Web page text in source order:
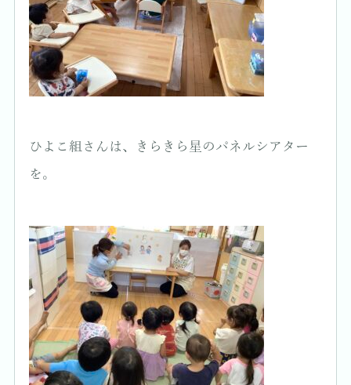
ひよこ組さんは、きらきら星のパネルシアター
を。